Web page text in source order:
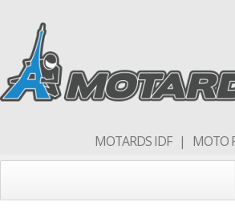
MOTARDS IDF | MOTO